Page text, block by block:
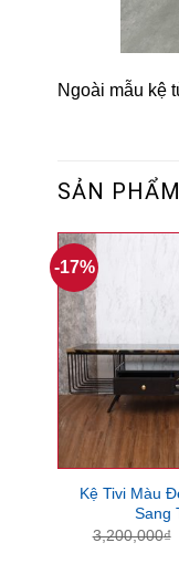
Ngoài mẫu kệ
SẢN
-17%
Kệ Tivi Màu
Sang
3,200,000₫